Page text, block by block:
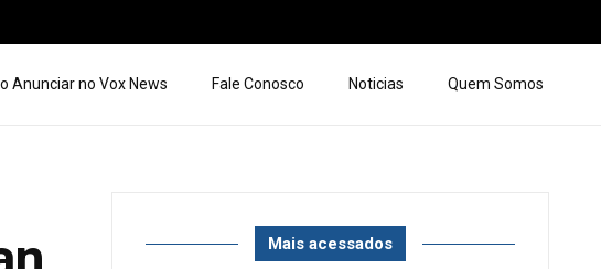
Anunciar no Vox News Fale Conosco Noticias Quem Somos
Mais acessados